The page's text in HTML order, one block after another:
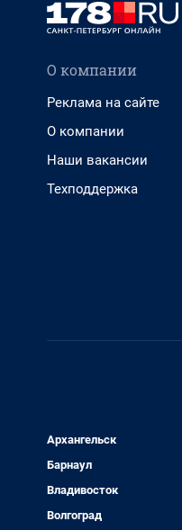
О компании
Реклама на сайте
О компании
Наши вакансии
Техподдержка
Архангельск
Барнаул
Владивосток
Волгоград